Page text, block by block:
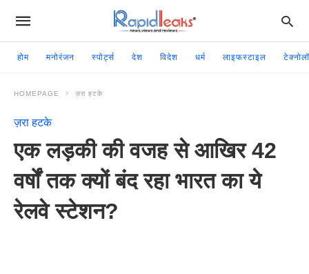
होम मनोरंजन स्पोर्ट्स देश विदेश धर्म लाइफस्टाइल
HOMEPAGE ज़रा हटके
ज़रा हटके
एक लड़की की वजह से आखिर 42
वर्षों तक क्यों बंद रहा भारत का ये
रेलवे स्टेशन?